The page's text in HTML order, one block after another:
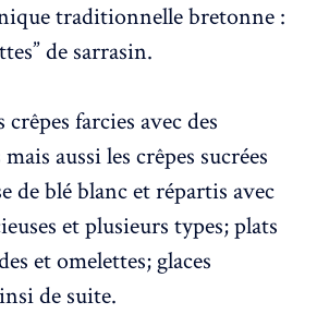
traditionnelle bretonne :
de sarrasin.
farcies avec des
aussi les crêpes sucrées
de blé blanc et répartis avec
et plusieurs types; plats
et omelettes; glaces
de suite.